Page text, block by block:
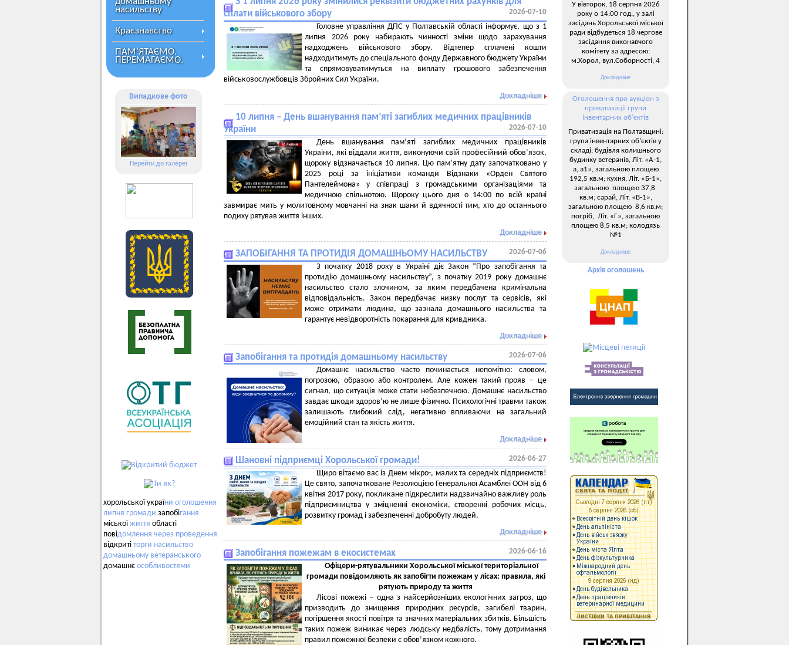
насильству
Краєзнавство
ПАМ’ЯТАЄМО.
ПЕРЕМАГАЄМО.
Випадкове фото
Перейти до галереї
хорольської україни оголошення
липня громади запобігання
міськоїжиття області
повідомлення через проведення
відкриті торги насильство
домашньому ветеранського
домашнє особливостями
сплати військового збору
2026-07-10
Головне управління ДПС у Полтавській області інформує, що з 1
липня 2026 року набирають чинності зміни щодо зарахування
надходжень військового збору. Відтепер сплачені кошти
надходитимуть до спеціального фонду Державного бюджету України
та спрямовуватимуться на виплату грошового забезпечення
військовослужбовців Збройних Сил України.
Докладніше
10 липня – День вшанування пам’яті загиблих медичних працівників
України
2026-07-10
День вшанування пам’яті загиблих медичних працівників
України, які віддали життя, виконуючи свій професійний обов’язок,
щороку відзначається 10 липня. Цю пам’ятну дату започатковано у
2025 році за ініціативи команди Відзнаки «Орден Святого
Пантелеймона» у співпраці з громадськими організаціями та
медичною спільнотою. Щороку цього дня о 14:00 по всій країні
завмирає мить у молитовному мовчанні на знак шани й вдячності тим, хто до останнього
подиху рятував життя інших.
Докладніше
ЗАПОБІГАННЯ ТА ПРОТИДІЯ ДОМАШНЬОМУ НАСИЛЬСТВУ 2026-07-06
З початку 2018 року в Україні діє Закон “Про запобігання та
протидію домашньому насильству”, з початку 2019 року домашнє
насильство стало злочином, за яким передбачена кримінальна
відповідальність. Закон передбачає низку послуг та сервісів, які
може отримати людина, що зазнала домашнього насильства та
гарантує невідворотність покарання для кривдника.
Докладніше
Запобігання та протидія домашньому насильству 2026-07-06
Домашнє насильство часто починається непомітно: словом,
погрозою, образою або контролем. Але кожен такий прояв – це
сигнал, що ситуація може стати небезпечною. Домашнє насильство
завдає шкоди здоров’ю не лише фізично. Психологічні травми також
залишають глибокий слід, негативно впливаючи на загальний
емоційний стан та якість життя.
Докладніше
Шановні підприємці Хорольської громади! 2026-06-27
Щиро вітаємо вас із Днем мікро-, малих та середніх підприємств!
Це свято, започатковане Резолюцією Генеральної Асамблеї ООН від 6
квітня 2017 року, покликане підкреслити надзвичайно важливу роль
підприємництва у зміцненні економіки, створенні робочих місць,
розвитку громад і забезпеченні добробуту людей.
Докладніше
Запобігання пожежам в екосистемах 2026-06-16
Офіцери-рятувальники Хорольської міської територіальної
громади повідомляють як запобігти пожежам у лісах: правила, які
рятують природу та життя
Лісові пожежі – одна з найсерйозніших екологічних загроз, що
призводить до знищення природних ресурсів, загибелі тварин,
погіршення якості повітря та значних матеріальних збитків. Більшість
таких пожеж виникає через людську недбалість, тому дотримання
правил пожежної безпеки є обов’язком кожного.
У вівторок, 18 серпня 2026
року о 14:00 год., у залі
засідань Хорольської міської
ради відбудеться 18 чергове
засідання виконавчого
комітету за адресою:
м.Хорол, вул.Соборності, 4
Докладніше
Оголошення про аукціон з
приватизації групи
інвентарних об’єктів
Приватизація на Полтавщині:
група інвентарних об’єктів у
складі: будівля колишнього
будинку ветеранів, Літ. «А-1,
а, а1», загальною площею
192,5 кв.м; кухня, Літ. «Б-1»,
загальною площею 37,8
кв.м; сарай, Літ. «В-1»,
загальною площею 8,6 кв.м;
погріб, Літ. «Г», загальною
площею 8,5 кв.м; колодязь
№1
Докладніше
Архів оголошень